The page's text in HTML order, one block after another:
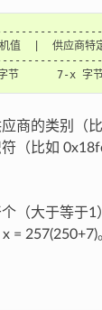
值  |  供应商
商的类别（比
（比如
（大于等于
= 257(250+7)